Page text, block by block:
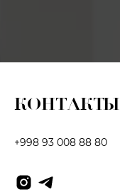
КОНТАКТЫ
+998 93 008 88 80